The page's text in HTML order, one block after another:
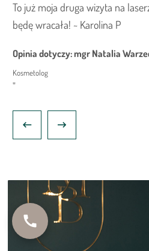
To już moja druga wizyta na
będę wracała! ~ Karolina P
Opinia dotyczy: mgr Natalia
Kosmetolog